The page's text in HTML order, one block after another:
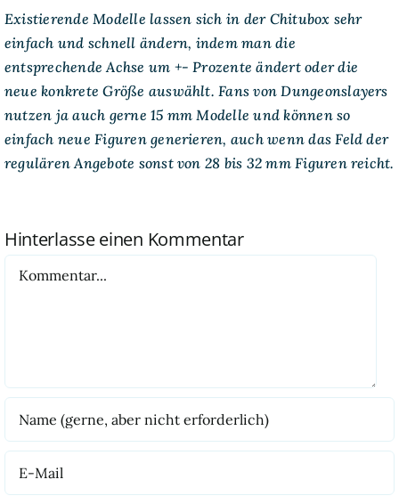
Existierende Modelle lassen sich in der Chitubox sehr
einfach und schnell ändern, indem man die
entsprechende Achse um +- Prozente ändert oder die
neue konkrete Größe auswählt. Fans von Dungeonslayers
nutzen ja auch gerne 15 mm Modelle und können so
einfach neue Figuren generieren, auch wenn das Feld der
regulären Angebote sonst von 28 bis 32 mm Figuren reicht.
Hinterlasse einen Kommentar